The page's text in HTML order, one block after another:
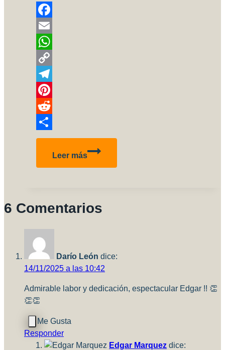
Facebook
Email
WhatsApp
Copy
Link
Telegram
Pinterest
Reddit
Compartir
Leer más
Compresores
6 Comentarios
Darío León dice:
14/11/2025 a las 10:42
Admirable labor y dedicación, espectacular Edgar !! 👏
👏👏
Responder
Edgar Marquez dice: